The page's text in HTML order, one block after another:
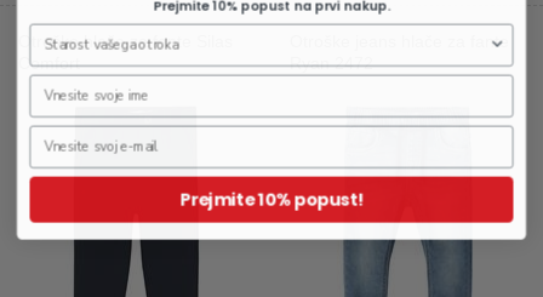
Otroške hlače za fante Silas
Comfort
Otroške jeans hlače za fante
Ryan 2472
Prejmite 10% popust na prvi nakup.
Prejmite 10% popust!